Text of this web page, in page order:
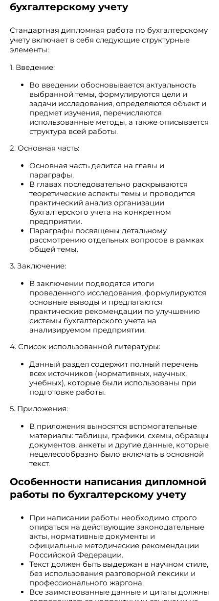
бухгалтерскому учету
Стандартная дипломная работа по бухгалтерскому
учету включает в себя следующие структурные
элементы:
1. Введение:
Во введении обосновывается актуальность
выбранной темы, формулируются цели и
задачи исследования, определяются объект и
предмет изучения, перечисляются
использованные методы, а также описывается
структура всей работы.
2. Основная часть:
Основная часть делится на главы и
параграфы.
В главах последовательно раскрываются
теоретические аспекты темы и проводится
практический анализ организации
бухгалтерского учета на конкретном
предприятии.
Параграфы посвящены детальному
рассмотрению отдельных вопросов в рамках
общей темы.
3. Заключение:
В заключении подводятся итоги
проведенного исследования, формулируются
основные выводы и предлагаются
практические рекомендации по улучшению
системы бухгалтерского учета на
анализируемом предприятии.
4. Список использованной литературы:
Данный раздел содержит полный перечень
всех источников (нормативных, научных,
учебных), которые были использованы при
подготовке работы.
5. Приложения:
В приложения выносятся вспомогательные
материалы: таблицы, графики, схемы, образцы
документов, анкеты и другие данные, которые
нецелесообразно было включать в основной
текст.
Особенности написания дипломной
работы по бухгалтерскому учету
При написании работы необходимо строго
опираться на действующие законодательные
акты, нормативные документы и
официальные методические рекомендации
Российской Федерации.
Текст должен быть выдержан в научном стиле,
без использования разговорной лексики и
профессионального жаргона.
Все заимствованные данные и цитаты должны